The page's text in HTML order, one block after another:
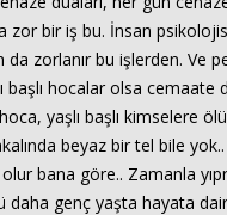
zor bir iş bu. İnsan
da zorlanır bu işlerden. Ve
başlı hocalar olsa cemaate
yaşlı başlı kimselere
beyaz bir tel bile
bana göre.. Zamanla
daha genç yaşta hayata